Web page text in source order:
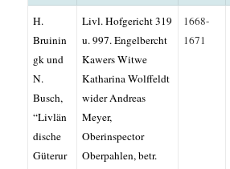
H.
Bruinin
gk und
N.
Busch,
“Livlän
dische
Güterur
Livl. Hofgericht 319
u. 997. Engelbercht
Kawers Witwe
Katharina Wolffeldt
wider Andreas
Meyer,
Oberinspector
Oberpahlen, betr.
1668-
1671